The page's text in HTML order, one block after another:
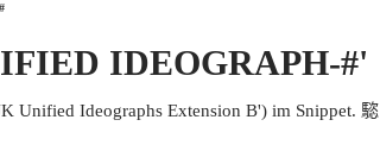
IDEOGRAPH-#'
Unified Ideographs Extension B') im Snippet. 𩥝